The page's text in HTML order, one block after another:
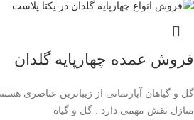
فروش عمده چهارپایه گلدان
گل و گیاهان آپارتمانی از زیباترین عناصری
منازل نقش مهمی دارد . گل و گیاه